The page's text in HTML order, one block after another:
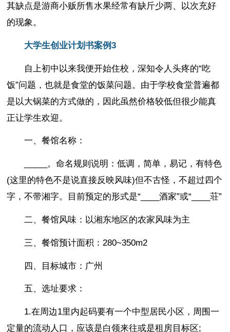
其缺点是游商小贩所售水果经常有缺斤少两、以次充好
的现象。
大学生创业计划书案例3
自上初中以来我便开始住校，深知令人头疼的“吃
饭”问题，也就是食堂的饭菜问题。由于学校食堂普遍都
是以大锅菜的方式做的，因此虽然价格较低但很少能真
正让学生欢迎。
一、餐馆名称：
_____。命名规则说明：低调，简单，易记，有特色
(这里的特色不是说直接反映风味)但不古怪，不超过四个
字，不带湘字。目前预定的形式是“____酒家”或“____荘”
二、餐馆风味：以湘东地区的农家风味为主
三、餐馆预计面积：280~350m2
四、目标城市：广州
五、选址要求：
1.在周边1里内起码要有一个中型居民小区，周围一
定量的流动人口，应该是白领来往或是租房目标区;